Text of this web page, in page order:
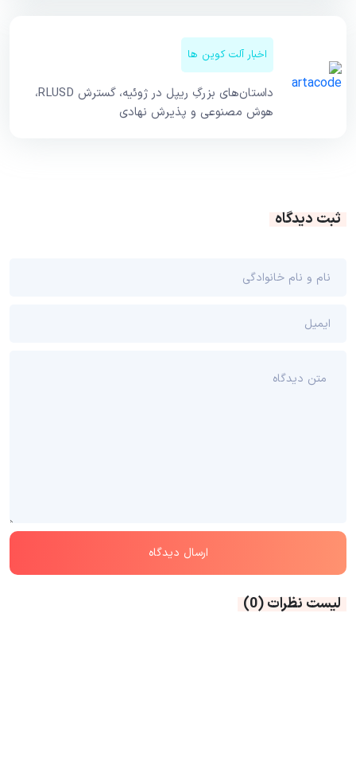
اخبار آلت کوین ها
داستان‌های بزرگِ ریپل در ژوئیه، گسترش RLUSD،
هوش مصنوعی و پذیرش نهادی
ثبت دیدگاه
لیست نظرات(0)